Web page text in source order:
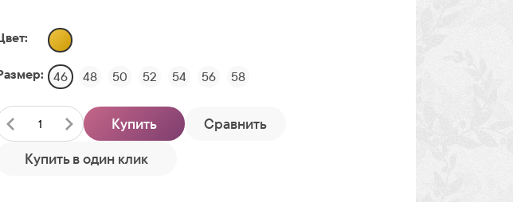
46 48 50 52 54 56 58
Купить
Сравнить
Купить в один клик